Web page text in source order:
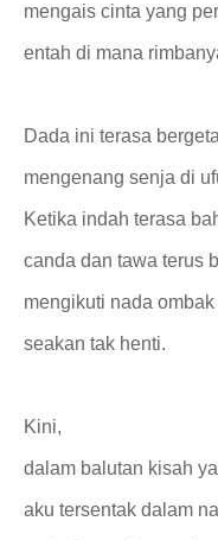
mengais cinta yang
entah di mana
Dada ini terasa
mengenang senja di
Ketika indah terasa
canda dan tawa terus
mengikuti nada ombak
seakan tak henti.
Kini,
dalam balutan kisah
aku tersentak dalam